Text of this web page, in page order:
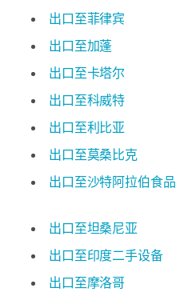
出口至菲律宾
出口至加蓬
出口至卡塔尔
出口至科威特
出口至利比亚
出口至莫桑比克
出口至沙特阿拉伯食品
出口至坦桑尼亚
出口至印度二手设备
出口至摩洛哥